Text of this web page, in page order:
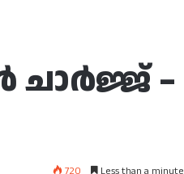
–
720 Less than a minute